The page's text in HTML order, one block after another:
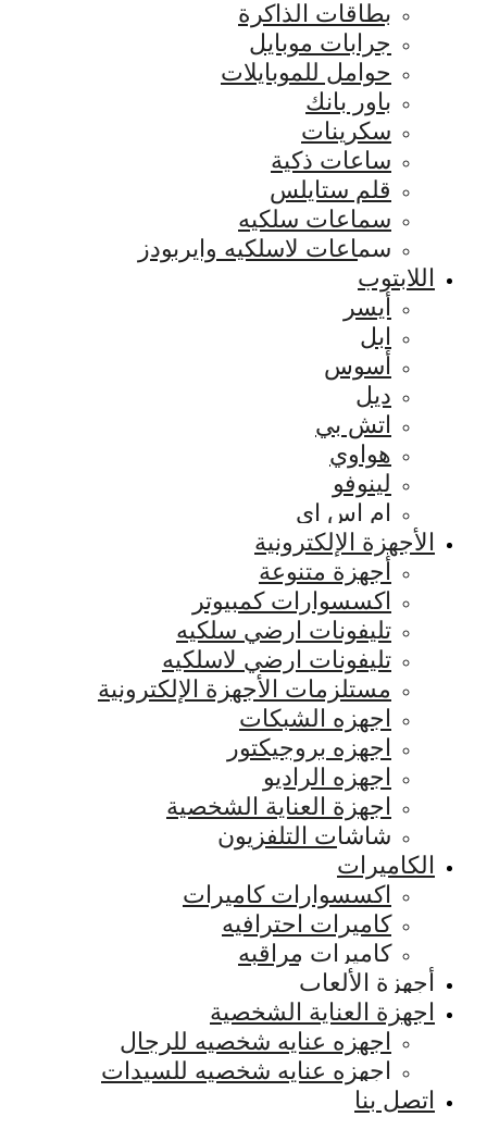
بطاقات الذاكرة
جرابات موبايل
حوامل للموبايلات
باور بانك
سكرينات
ساعات ذكية
قلم ستايلس
سماعات سلكيه
سماعات لاسلكيه وايربودز
اللابتوب
أيسر
ابل
أسوس
ديل
اتش بي
هواوي
لينوفو
ام اس اي
الأجهزة الإلكترونية
أجهزة متنوعة
اكسسوارات كمبيوتر
تليفونات ارضي سلكيه
تليفونات ارضي لاسلكيه
مستلزمات الأجهزة الإلكترونية
اجهزه الشبكات
اجهزه بروجيكتور
اجهزه الراديو
اجهزة العناية الشخصية
شاشات التلفزيون
الكاميرات
اكسسوارات كاميرات
كاميرات احترافيه
كاميرات مراقبه
أجهزة الألعاب
اجهزة العناية الشخصية
اجهزه عنايه شخصيه للرجال
اجهزه عنايه شخصيه للسيدات
اتصل بنا